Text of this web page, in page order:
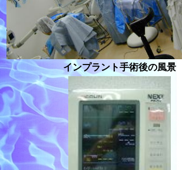
インプラント手術後の風景